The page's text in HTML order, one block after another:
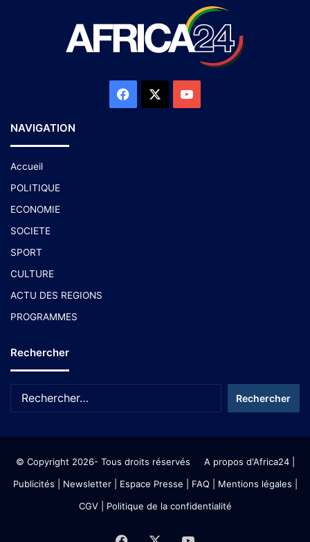
NAVIGATION
Accueil
POLITIQUE
ECONOMIE
SOCIETE
SPORT
CULTURE
ACTU DES REGIONS
PROGRAMMES
Rechercher
© Copyright 2026- Tous droits réservés A propos d'Africa24|
Publicités
Newsletter| Espace Presse | FAQ | Mentions légales
CGV| Politique de la confidentialité